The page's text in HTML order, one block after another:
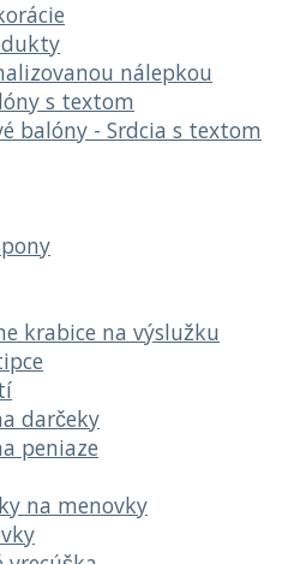
nálepkou
s textom
balóny - Srdcia s textom
krabice na výslužku
darčeky
peniaze
na menovky